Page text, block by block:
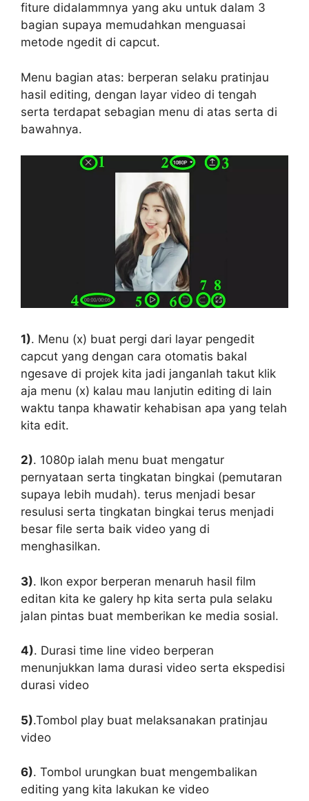
fiture didalammnya yang aku untuk dalam 3
bagian supaya memudahkan menguasai
metode ngedit di capcut.
Menu bagian atas: berperan selaku pratinjau
hasil editing, dengan layar video di tengah
serta terdapat sebagian menu di atas serta di
bawahnya.
1). Menu (x) buat pergi dari layar pengedit
capcut yang dengan cara otomatis bakal
ngesave di projek kita jadi janganlah takut klik
aja menu (x) kalau mau lanjutin editing di lain
waktu tanpa khawatir kehabisan apa yang telah
kita edit.
2). 1080p ialah menu buat mengatur
pernyataan serta tingkatan bingkai (pemutaran
supaya lebih mudah). terus menjadi besar
resulusi serta tingkatan bingkai terus menjadi
besar file serta baik video yang di
menghasilkan.
3). Ikon expor berperan menaruh hasil film
editan kita ke galery hp kita serta pula selaku
jalan pintas buat memberikan ke media sosial.
4). Durasi time line video berperan
menunjukkan lama durasi video serta ekspedisi
durasi video
5).Tombol play buat melaksanakan pratinjau
video
6). Tombol urungkan buat mengembalikan
editing yang kita lakukan ke video